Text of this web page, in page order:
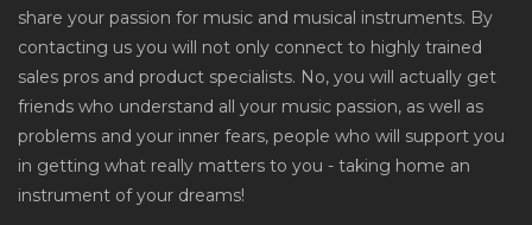
share your passion for music and musical instruments. By
contacting us you will not only connect to highly trained
sales pros and product specialists. No, you will actually get
friends who understand all your music passion, as well as
problems and your inner fears, people who will support you
in getting what really matters to you - taking home an
instrument of your dreams!